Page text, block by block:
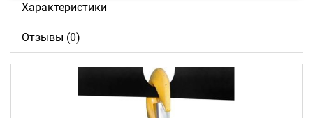
Характеристики
Отзывы (0)